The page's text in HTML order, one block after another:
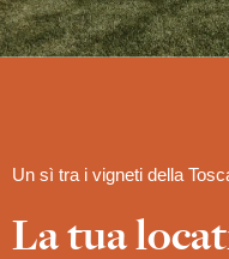
Un sì tra i vigneti della
La tua